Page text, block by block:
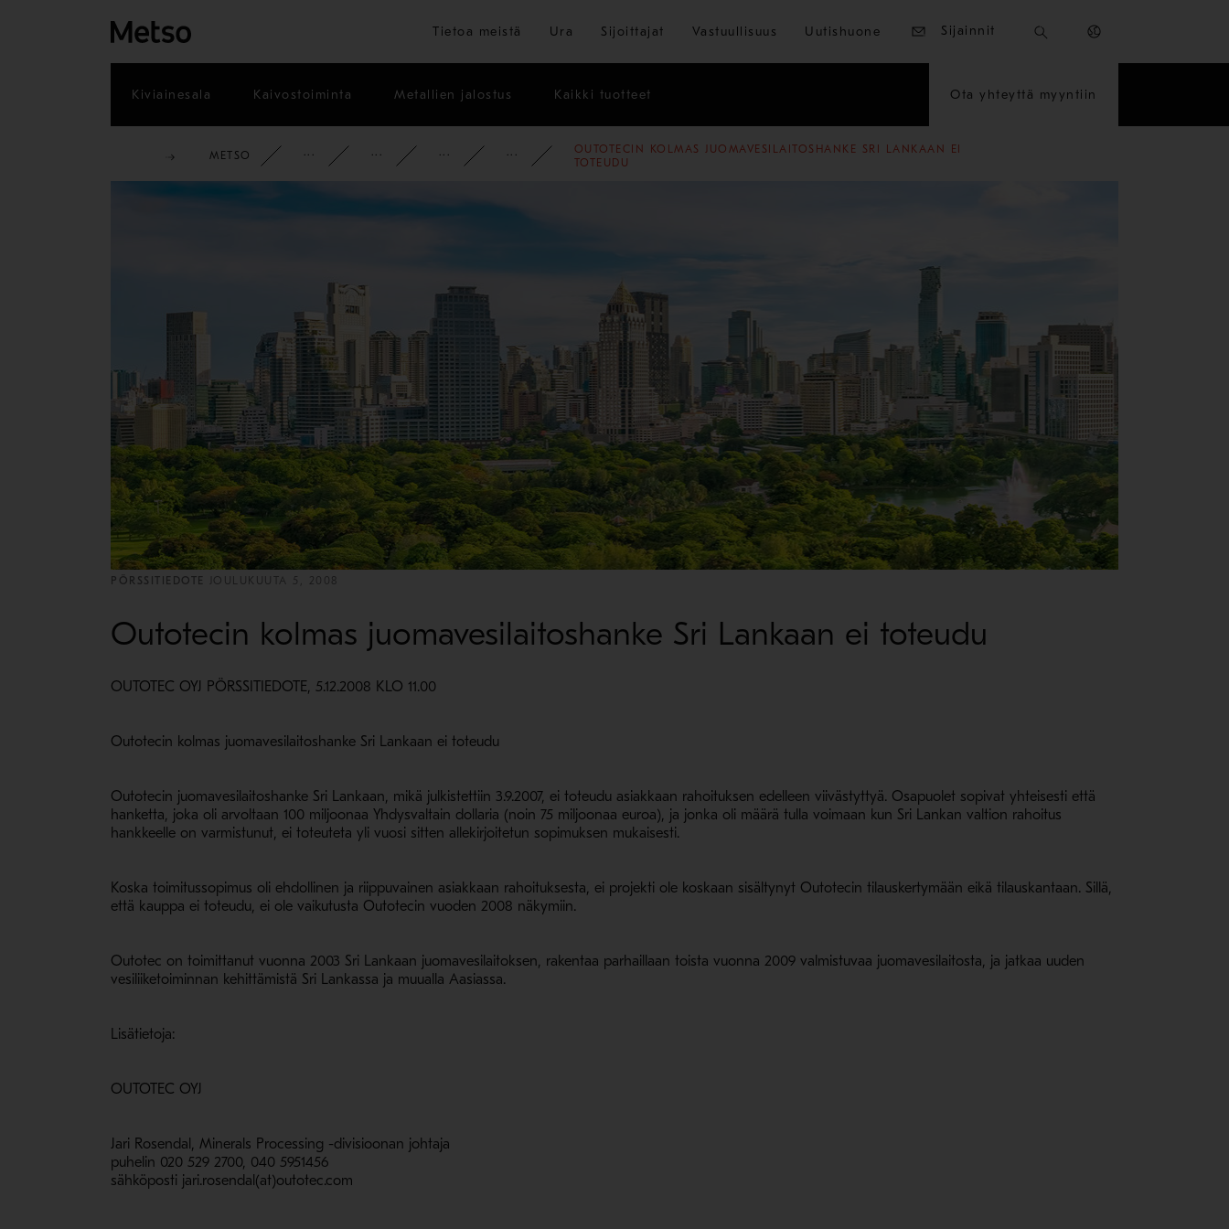
Siirry pääsisältöön
Tietoa meistä Ura Sijoittajat Vastuullisuus Uutishuone Sijainnit
Kiviainesala Kaivostoiminta Metallien jalostus Kaikki tuotteet Ota yhteyttä myyntiin
METSO YRITYS PYSY AJAN TASALLA
UUTISET 2008
OUTOTECIN KOLMAS JUOMAVESILAITOSHANKE SRI LANKAAN EI
TOTEUDU
PÖRSSITIEDOTE JOULUKUUTA 5, 2008
Outotecin kolmas juomavesilaitoshanke Sri Lankaan ei toteudu
OUTOTEC OYJ PÖRSSITIEDOTE, 5.12.2008 KLO 11.00
Outotecin kolmas juomavesilaitoshanke Sri Lankaan ei toteudu
Outotecin juomavesilaitoshanke Sri Lankaan, mikä julkistettiin 3.9.2007, ei toteudu asiakkaan rahoituksen edelleen viivästyttyä. Osapuolet sopivat yhteisesti että
hanketta, joka oli arvoltaan 100 miljoonaa Yhdysvaltain dollaria (noin 75 miljoonaa euroa), ja jonka oli määrä tulla voimaan kun Sri Lankan valtion rahoitus
hankkeelle on varmistunut, ei toteuteta yli vuosi sitten allekirjoitetun sopimuksen mukaisesti.
Koska toimitussopimus oli ehdollinen ja riippuvainen asiakkaan rahoituksesta, ei projekti ole koskaan sisältynyt Outotecin tilauskertymään eikä tilauskantaan. Sillä,
että kauppa ei toteudu, ei ole vaikutusta Outotecin vuoden 2008 näkymiin.
Outotec on toimittanut vuonna 2003 Sri Lankaan juomavesilaitoksen, rakentaa parhaillaan toista vuonna 2009 valmistuvaa juomavesilaitosta, ja jatkaa uuden
vesiliiketoiminnan kehittämistä Sri Lankassa ja muualla Aasiassa.
Lisätietoja:
OUTOTEC OYJ
Jari Rosendal, Minerals Processing -divisioonan johtaja
puhelin 020 529 2700, 040 5951456
sähköposti jari.rosendal(at)outotec.com